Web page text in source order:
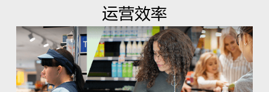
运营效率